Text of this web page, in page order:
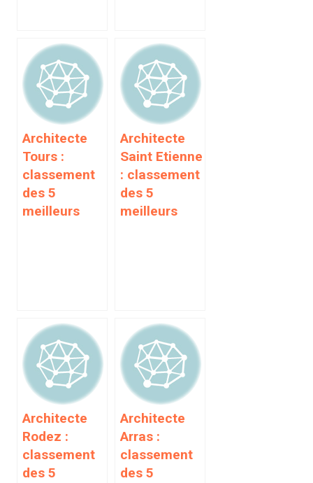
Architecte
Tours :
classement
des 5
meilleurs
Architecte
Saint Etienne
: classement
des 5
meilleurs
Architecte
Rodez :
classement
des 5
Architecte
Arras :
classement
des 5